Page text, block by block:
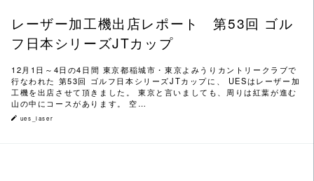
レーザー加工機出店レポート 第53回 ゴル
フ日本シリーズJTカップ
12月1日～4日の4日間 東京都稲城市・東京よみうりカントリークラブで
行なわれた 第53回 ゴルフ日本シリーズJTカップに、 UESはレーザー加
工機を出店させて頂きました。 東京と言いましても、周りは紅葉が進む
山の中にコースがあります。 空…
ues_laser